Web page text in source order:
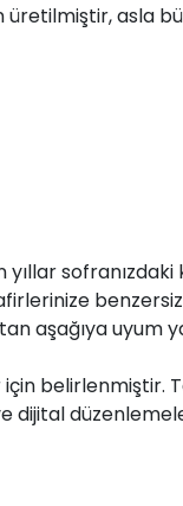
asla
yıllar
aşağıya uyum
belirlenmiştir.
dijital